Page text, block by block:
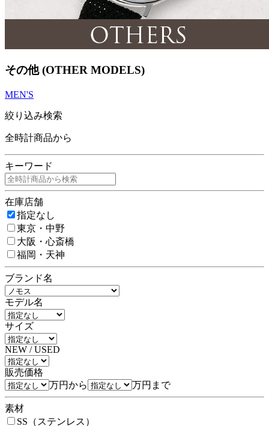
その他 (OTHER MODELS)
MEN'S
絞り込み検索
全時計商品から
キーワード
在庫店舗
指定なし
東京・中野
大阪・心斎橋
福岡・天神
ブランド名
モデル名
サイズ
NEW / USED
販売価格
万円から
万円まで
素材
SS（ステンレス）